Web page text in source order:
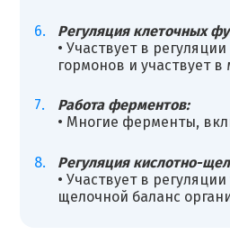
Регуляция клеточных
• Участвует в
гормонов и участвует в
Работа ферментов:
• Многие ферменты,
Регуляция кислотно-
• Участвует в
щелочной баланс